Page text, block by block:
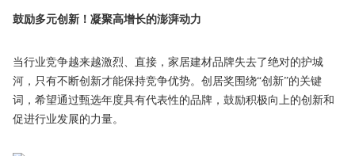
鼓励多元创新！凝聚高增长的澎湃动力
当行业竞争越来越激烈、直接，家居建材品牌失去了绝对的护城
河，只有不断创新才能保持竞争优势。创居奖围绕“创新”的关键
词，希望通过甄选年度具有代表性的品牌，鼓励积极向上的创新和
促进行业发展的力量。